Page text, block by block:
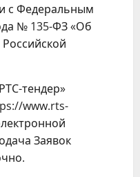
с Федеральным
№ 135-ФЗ «Об
тендер»
www.rts-
Заявок